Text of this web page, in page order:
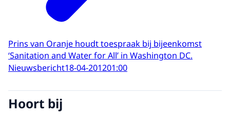
Prins van Oranje houdt toespraak bij bijeenkomst
‘Sanitation and Water for All’ in Washington DC.
Nieuwsbericht18-04-201201:00
Hoort bij